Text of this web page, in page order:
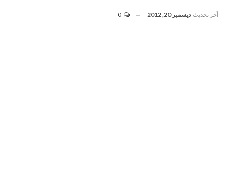
آخر تحديث ديسمبر 20, 2012